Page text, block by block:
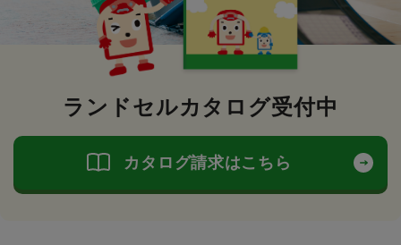
ランドセルカタログ受付中
カタログ請求はこちら